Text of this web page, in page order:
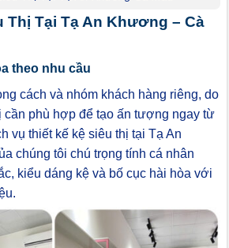
Thị Tại Tạ An Khương – Cà
theo nhu cầu
cách và nhóm khách hàng riêng, do
cần phù hợp để tạo ấn tượng ngay từ
vụ thiết kế kệ siêu thị tại Tạ An
chúng tôi chú trọng tính cá nhân
kiểu dáng kệ và bố cục hài hòa với